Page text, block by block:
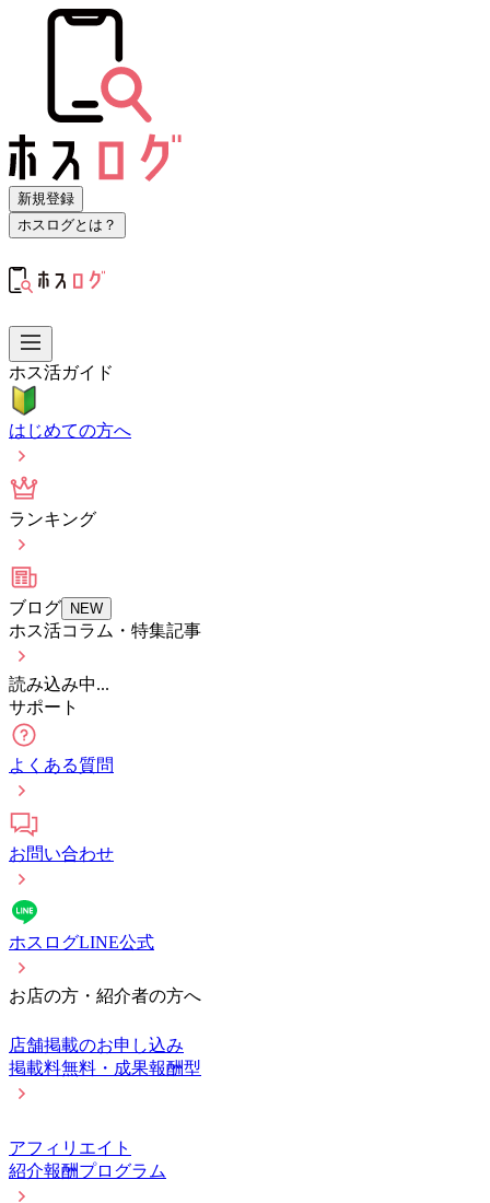
新規登録
ホスログとは？
ホス活ガイド
はじめての方へ
ランキング
ブログ NEW
ホス活コラム・特集記事
読み込み中...
サポート
よくある質問
お問い合わせ
ホスログLINE公式
お店の方・紹介者の方へ
店舗掲載のお申し込み
掲載料無料・成果報酬型
アフィリエイト
紹介報酬プログラム